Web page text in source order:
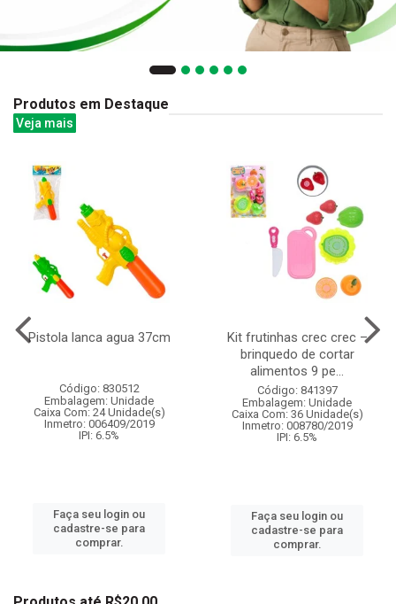
Produtos em Destaque
Veja mais
Pistola lanca agua 37cm
Código: 830512
Embalagem: Unidade
Caixa Com: 24 Unidade(s)
Inmetro: 006409/2019
IPI: 6.5%
Faça seu login ou
cadastre-se para
comprar.
Kit frutinhas crec crec –
brinquedo de cortar
alimentos 9 pe...
Código: 841397
Embalagem: Unidade
Caixa Com: 36 Unidade(s)
Inmetro: 008780/2019
IPI: 6.5%
Faça seu login ou
cadastre-se para
comprar.